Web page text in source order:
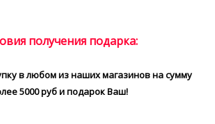
получения подарка:
в любом из наших магазинов на сумму
5000 руб и подарок Ваш!